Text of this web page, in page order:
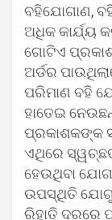
ବହିଯୋଗାଣ,
ଅଧିକ କାର୍ଯ୍ୟ
ଗୋଟିଏ
ଅର୍ଡର
ପରିମାଣ ବହି
ହାତେଇ
ପ୍ରକାଶକଙ୍କ
ଏଥିରେ
ହେଉଥିବା
ଉପସ୍ଥିତି
ରିହାତି ଦରରେ